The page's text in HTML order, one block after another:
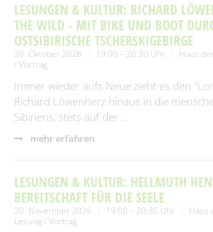
LESUNGEN & KULTUR: RICHARD
THE WILD - MIT BIKE UND BOOT
OSTSIBIRISCHE TSCHERSKIGEBIRGE
30. Oktober 2026 19:00 – 20:30 Uhr Haus
/ Vortrag
Immer wieder aufs Neue zieht es den
Richard Löwenherz hinaus in die
Sibiriens, stets auf der …
mehr erfahren
LESUNGEN & KULTUR: HELLMUTH
BEREITSCHAFT FÜR DIE SEELE
20. November 2026 19:00 – 20:30 Uhr
Haus
Lesung / Vortrag